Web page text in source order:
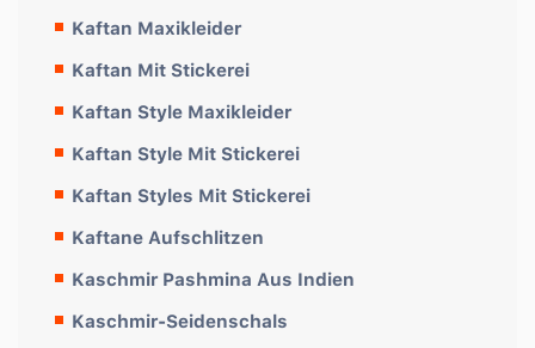
Kaftan Maxikleider
Kaftan Mit Stickerei
Kaftan Style Maxikleider
Kaftan Style Mit Stickerei
Kaftan Styles Mit Stickerei
Kaftane Aufschlitzen
Kaschmir Pashmina Aus Indien
Kaschmir-Seidenschals